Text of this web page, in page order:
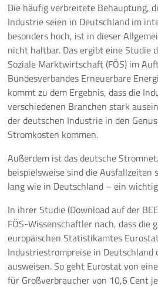
Aktuelles
Meldungen
Pressemeldungen
Branchenmeldungen
Statements
Positionen
Jobs
Mediathek
Akkreditierung
Die häufig verbreitete Behauptung,
Industrie seien in Deutschland im
besonders hoch, ist in dieser
nicht haltbar. Das ergibt eine Studie
Soziale Marktwirtschaft (FÖS) im
Bundesverbandes Erneuerbare
kommt zu dem Ergebnis, dass die
verschiedenen Branchen stark
der deutschen Industrie in den
Stromkosten kommen.
Außerdem ist das deutsche
beispielsweise sind die Ausfallzeiten
lang wie in Deutschland – ein
In ihrer Studie (Download auf der
FÖS-Wissenschaftler nach, dass die
europäischen Statistikamtes
Industriestrompreise in Deutschland
ausweisen. So geht Eurostat von
für Großverbraucher von 10,6 Cent